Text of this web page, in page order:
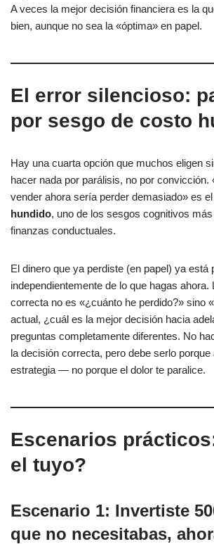
A veces la mejor decisión financiera es la
bien, aunque no sea la «óptima» en papel.
El error silencioso:
por sesgo de costo
Hay una cuarta opción que muchos eligen
hacer nada por parálisis, no por convicción.
vender ahora sería perder demasiado» es el
hundido, uno de los sesgos cognitivos
finanzas conductuales.
El dinero que ya perdiste (en papel) ya está
independientemente de lo que hagas ahora.
correcta no es «¿cuánto he perdido?» sino
actual, ¿cuál es la mejor decisión hacia
preguntas completamente diferentes. No
la decisión correcta, pero debe serlo
estrategia — no porque el dolor te paralice.
Escenarios
el tuyo?
Escenario 1: Invertiste
que no necesitabas,